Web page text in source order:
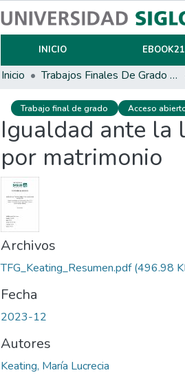
INICIO EBOOK21
Inicio Trabajos Finales De Grado Y Posgrado
Trabajo final de grado Acceso
Igualdad ante la
por matrimonio
Archivos
TFG_Keating_Resumen.pdf(496.98
Fecha
2023-12
Autores
Keating, María Lucrecia